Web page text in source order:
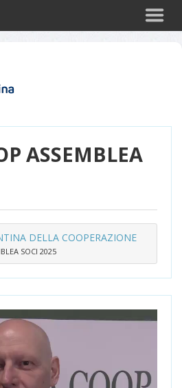
ASSEMBLEA
DELLA COOPERAZIONE
SOCI 2025